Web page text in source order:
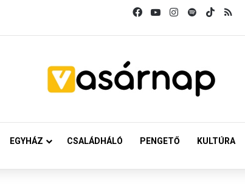
FacebookYouTubeInstagram
SpotifyTikTok
EGYHÁZ CSALÁDHÁLÓ PENGETŐ KULTÚRA